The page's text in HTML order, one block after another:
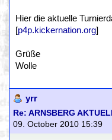
Hier die aktuelle
[p4p.kickernation.org]
Grüße
Wolle
yrr
Re: ARNSBERG
09. October 2010 15:39